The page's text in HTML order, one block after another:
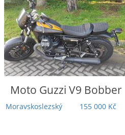
Moto Guzzi V9 Bobber
Moravskoslezský 155 000 Kč